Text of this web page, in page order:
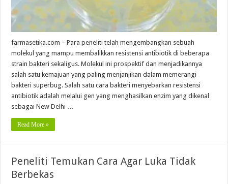
farmasetika.com – Para peneliti telah mengembangkan sebuah
molekul yang mampu membalikkan resistensi antibiotik di beberapa
strain bakteri sekaligus. Molekul ini prospektif dan menjadikannya
salah satu kemajuan yang paling menjanjikan dalam memerangi
bakteri superbug. Salah satu cara bakteri menyebarkan resistensi
antibiotik adalah melalui gen yang menghasilkan enzim yang dikenal
sebagai New Delhi …
Read More »
Peneliti Temukan Cara Agar Luka Tidak
Berbekas